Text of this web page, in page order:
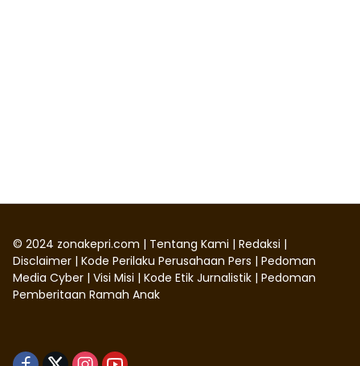
© 2024 zonakepri.com | Tentang Kami | Redaksi |
Disclaimer | Kode Perilaku Perusahaan Pers | Pedoman
Media Cyber | Visi Misi | Kode Etik Jurnalistik | Pedoman
Pemberitaan Ramah Anak